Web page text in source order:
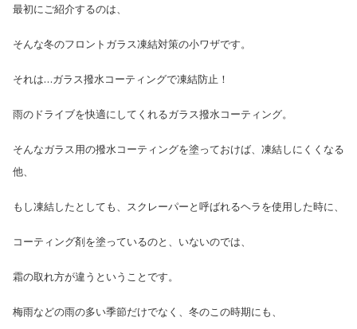
最初にご紹介するのは、
そんな冬のフロントガラス凍結対策の小ワザです。
それは…ガラス撥水コーティングで凍結防止！
雨のドライブを快適にしてくれるガラス撥水コーティング。
そんなガラス用の撥水コーティングを塗っておけば、凍結しにくくなる
他、
もし凍結したとしても、スクレーパーと呼ばれるヘラを使用した時に、
コーティング剤を塗っているのと、いないのでは、
霜の取れ方が違うということです。
梅雨などの雨の多い季節だけでなく、冬のこの時期にも、